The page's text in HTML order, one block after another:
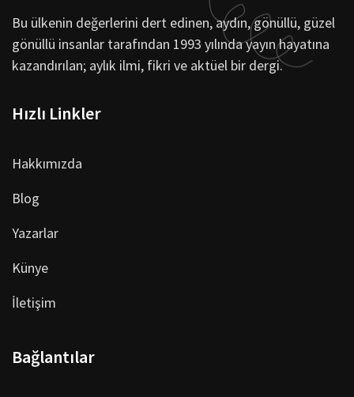
Bu ülkenin değerlerini dert edinen, aydın, gönüllü, güzel
gönüllü insanlar tarafından 1993 yılında yayın hayatına
kazandırılan; aylık ilmi, fikri ve aktüel bir dergi.
Hızlı Linkler
Hakkımızda
Blog
Yazarlar
Künye
İletişim
Bağlantılar